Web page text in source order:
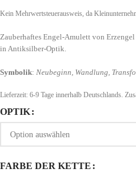
Kein Mehrwertsteuerausweis, da
Zauberhaftes Engel-Amulett von
in Antiksilber-Optik.
Symbolik: Neubeginn, Wandlung,
Lieferzeit: 6-9 Tage innerhalb Deutschlands.
OPTIK
FARBE DER KETTE